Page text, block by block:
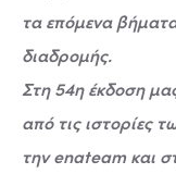
τα επόμενα
διαδρομής.
Στη 54η έκδοση
από τις ιστορίες
την enateam και